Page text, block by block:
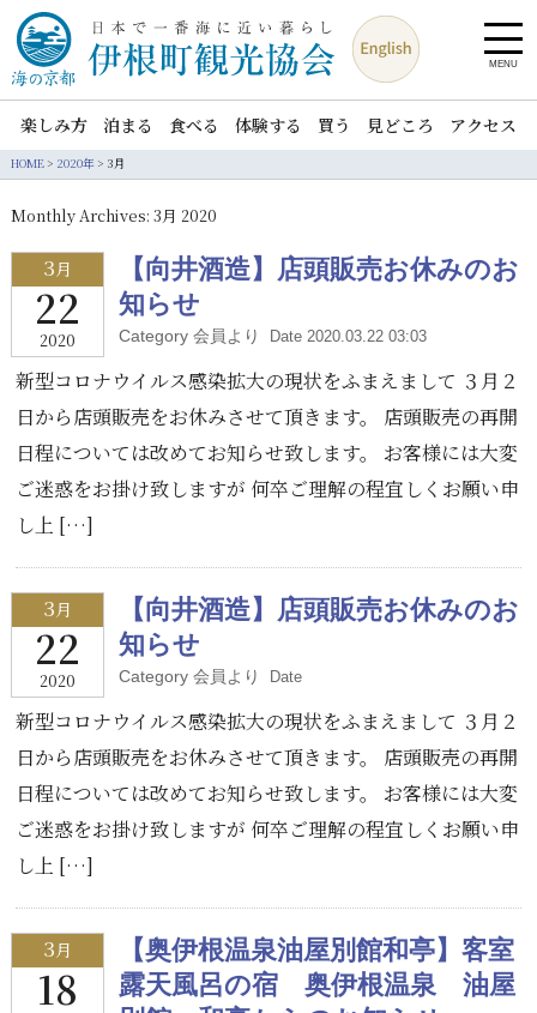
MENU
楽しみ方 泊まる 食べる 体験する 買う 見どころ アクセス
HOME> 2020年> 3月
Monthly Archives: 3月 2020
3月
22
2020
【向井酒造】店頭販売お休みのお
知らせ
Category 会員より Date 2020.03.22 03:03
新型コロナウイルス感染拡大の現状をふまえまして ３月２
日から店頭販売をお休みさせて頂きます。 店頭販売の再開
日程については改めてお知らせ致します。 お客様には大変
ご迷惑をお掛け致しますが 何卒ご理解の程宜しくお願い申
し上 […]
3月
22
2020
【向井酒造】店頭販売お休みのお
知らせ
Category 会員より Date
新型コロナウイルス感染拡大の現状をふまえまして ３月２
日から店頭販売をお休みさせて頂きます。 店頭販売の再開
日程については改めてお知らせ致します。 お客様には大変
ご迷惑をお掛け致しますが 何卒ご理解の程宜しくお願い申
し上 […]
3月
18
【奥伊根温泉油屋別館和亭】客室
露天風呂の宿 奥伊根温泉 油屋